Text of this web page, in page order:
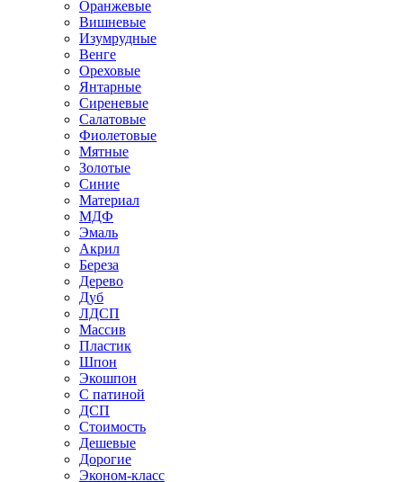
Оранжевые
Вишневые
Изумрудные
Венге
Ореховые
Янтарные
Сиреневые
Салатовые
Фиолетовые
Мятные
Золотые
Синие
Материал
МДФ
Эмаль
Акрил
Береза
Дерево
Дуб
ЛДСП
Массив
Пластик
Шпон
Экошпон
С патиной
ДСП
Стоимость
Дешевые
Дорогие
Эконом-класс